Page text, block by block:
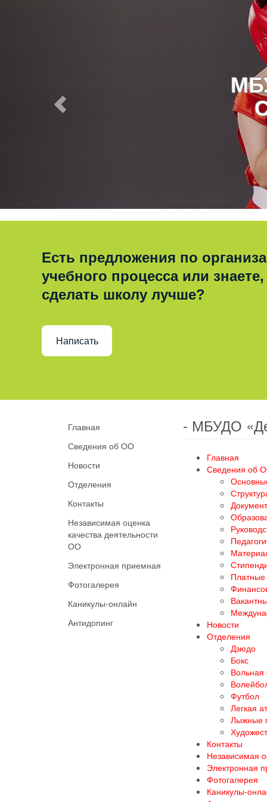
Есть предложения по
учебного процесса или знаете,
сделать школу лучше?
Написать
Главная
Сведения об ОО
Новости
Отделения
Контакты
Независимая оценка
качества деятельности
ОО
Электронная приемная
Фотогалерея
Каникулы-онлайн
Антидопинг
- МБУДО
Главная
Сведения об
Платные
Новости
Отделения
Дзюдо
Бокс
Вольная
Футбол
Легкая
Лыжные
Контакты
Независимая
Электронная
Фотогалерея
Каникулы-